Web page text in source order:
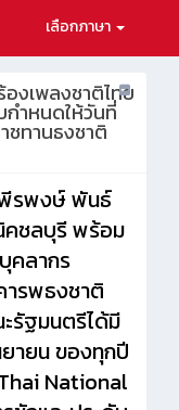
เลือกภาษา
องเพลงชาติไทย
ำหนดให้วันที่
ชทานธงชาติ
พีรพงษ์ พันธ์
คชลบุรี พร้อม
คลากร
ารพธงชาติ
รัฐมนตรีได้มี
ายน ของทุกปี
National